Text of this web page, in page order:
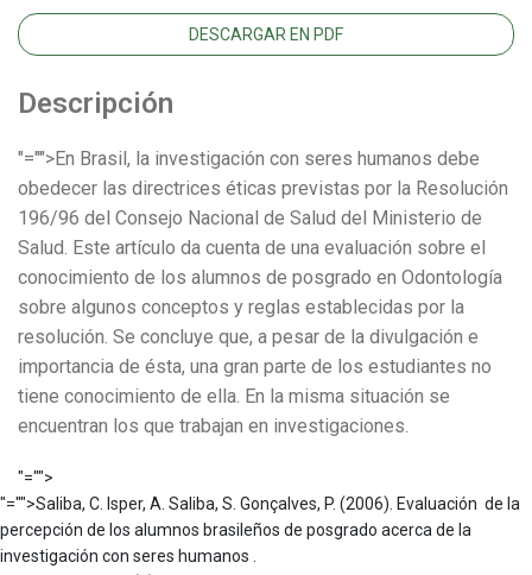
DESCARGAR EN PDF
Descripción
"="">En Brasil, la investigación con seres humanos debe
obedecer las directrices éticas previstas por la Resolución
196/96 del Consejo Nacional de Salud del Ministerio de
Salud. Este artículo da cuenta de una evaluación sobre el
conocimiento de los alumnos de posgrado en Odontología
sobre algunos conceptos y reglas establecidas por la
resolución. Se concluye que, a pesar de la divulgación e
importancia de ésta, una gran parte de los estudiantes no
tiene conocimiento de ella. En la misma situación se
encuentran los que trabajan en investigaciones.
"="">
"="">Saliba, C. Isper, A. Saliba, S. Gonçalves, P. (2006). Evaluación de la
percepción de los alumnos brasileños de posgrado acerca de la
investigación con seres humanos .